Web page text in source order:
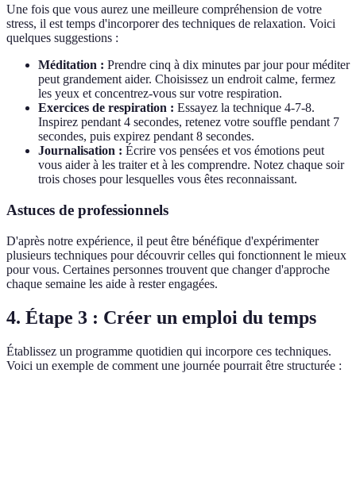
Une fois que vous aurez une meilleure compréhension de votre
stress, il est temps d'incorporer des techniques de relaxation. Voici
quelques suggestions :
Méditation : Prendre cinq à dix minutes par jour pour méditer
peut grandement aider. Choisissez un endroit calme, fermez
les yeux et concentrez-vous sur votre respiration.
Exercices de respiration : Essayez la technique 4-7-8.
Inspirez pendant 4 secondes, retenez votre souffle pendant 7
secondes, puis expirez pendant 8 secondes.
Journalisation : Écrire vos pensées et vos émotions peut
vous aider à les traiter et à les comprendre. Notez chaque soir
trois choses pour lesquelles vous êtes reconnaissant.
Astuces de professionnels
D'après notre expérience, il peut être bénéfique d'expérimenter
plusieurs techniques pour découvrir celles qui fonctionnent le mieux
pour vous. Certaines personnes trouvent que changer d'approche
chaque semaine les aide à rester engagées.
4. Étape 3 : Créer un emploi du temps
Établissez un programme quotidien qui incorpore ces techniques.
Voici un exemple de comment une journée pourrait être structurée :